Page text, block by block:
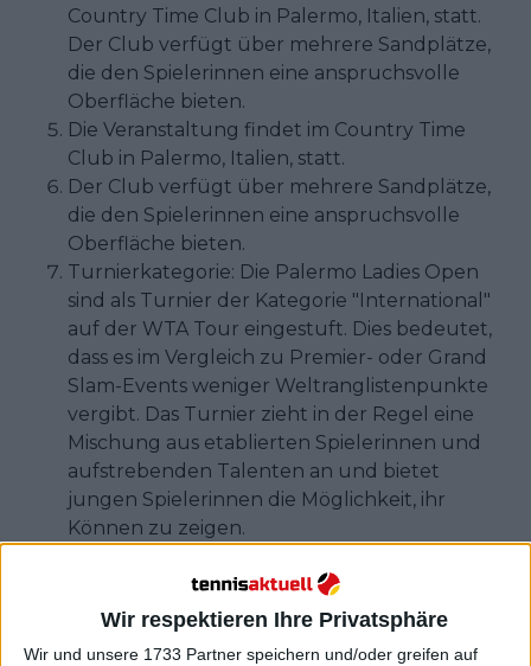
Wir respektieren Ihre Privatsphäre
Wir und unsere 1733 Partner speichern und/oder greifen auf
Country Time Club in Palermo, Italien, statt.
Der Club verfügt über mehrere Sandplätze,
die den Spielerinnen eine anspruchsvolle
Oberfläche bieten.
Die Veranstaltung findet im Country Time
Club in Palermo, Italien, statt.
Der Club verfügt über mehrere Sandplätze,
die den Spielerinnen eine anspruchsvolle
Oberfläche bieten.
Turnierkategorie: Die Palermo Ladies Open
sind als Turnier der Kategorie "International"
auf der WTA Tour eingestuft. Dies bedeutet,
dass es im Vergleich zu Premier- oder Grand
Slam-Events weniger Weltranglistenpunkte
vergibt. Das Turnier zieht in der Regel eine
Mischung aus etablierten Spielerinnen und
aufstrebenden Talenten an und bietet
jungen Spielerinnen die Möglichkeit, ihr
Können zu zeigen.
Kategorie "International" auf der WTA Tour
eingestuft. Dies bedeutet, dass es im Vergleich